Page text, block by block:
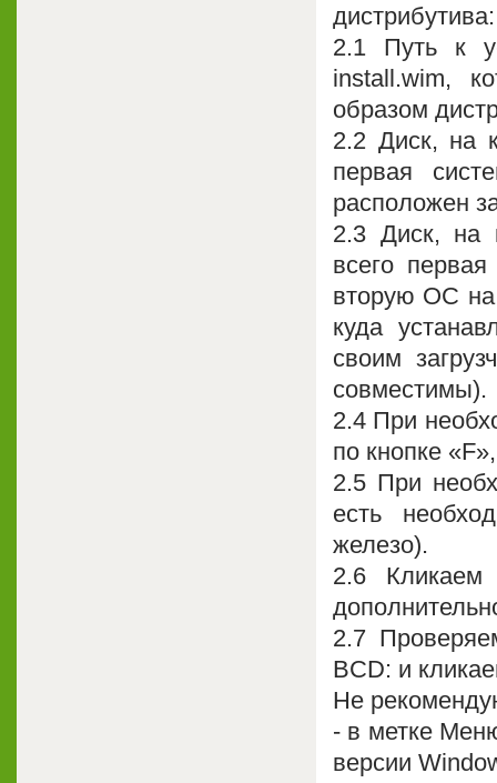
дистрибутива:
2.1 Путь к
install.wim,
образом
2.2 Диск, на
первая
расположен
2.3 Диск, на
всего
вторую ОС на
куда
своим
совместимы).
2.4 При
по кнопке
2.5 При
есть
железо).
2.6 Кликаем
2.7
BCD: и
Не
- в метке
версии